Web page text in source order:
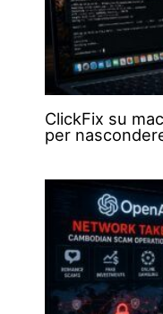
ClickFix su
per